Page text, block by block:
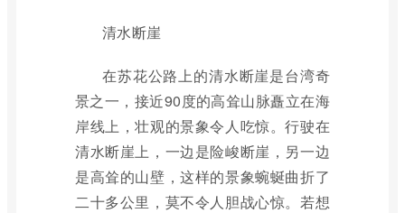
清水断崖
在苏花公路上的清水断崖是台湾奇
景之一，接近90度的高耸山脉矗立在海
岸线上，壮观的景象令人吃惊。行驶在
清水断崖上，一边是险峻断崖，另一边
是高耸的山壁，这样的景象蜿蜒曲折了
二十多公里，莫不令人胆战心惊。若想